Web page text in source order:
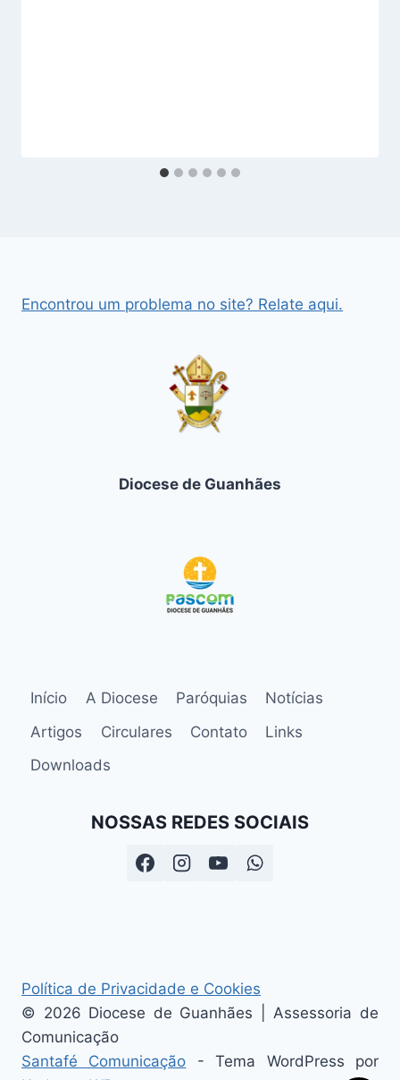
Encontrou um problema no site? Relate aqui.
Diocese de Guanhães
Início A Diocese Paróquias
Notícias
Artigos
Circulares Contato
Links
Downloads
NOSSAS REDES SOCIAIS
Política de Privacidade e Cookies
© 2026 Diocese de Guanhães | Assessoria de
Comunicação
Santafé Comunicação - Tema WordPress por